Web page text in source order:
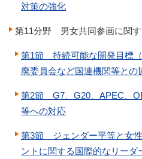
対策の強化
第11分野 男女共同参画に関
第1節 持続可能な開発目標
廃委員会など国連機関等との
第2節 G7、G20、APEC、
等への対応
第3節 ジェンダー平等と女
ントに関する国際的なリーダ